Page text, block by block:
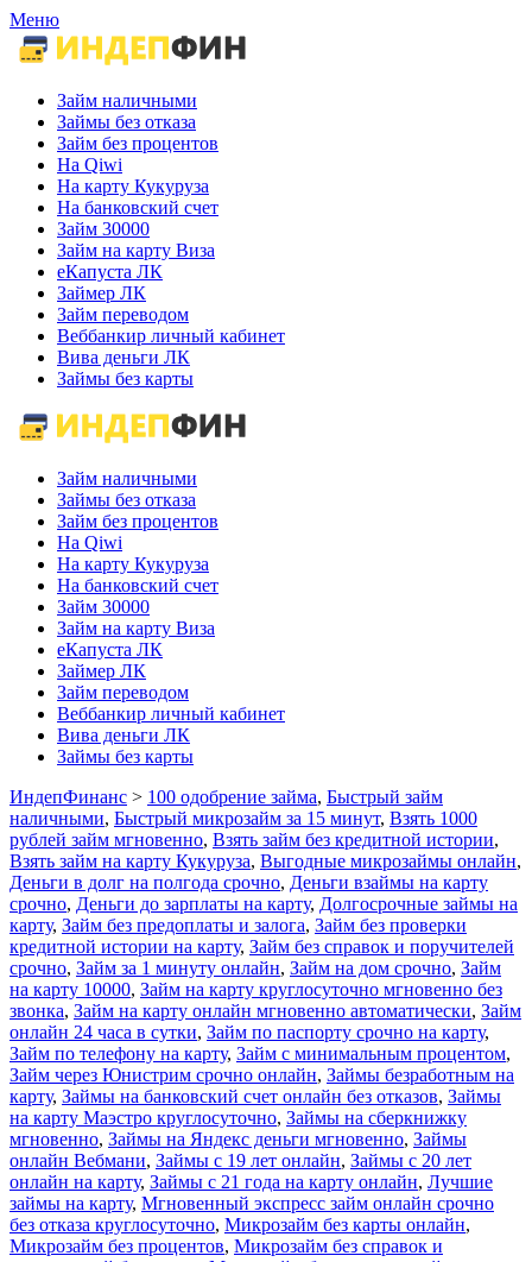
Меню
Займ наличными
Займы без отказа
Займ без процентов
На Qiwi
На карту Кукуруза
На банковский счет
Займ 30000
Займ на карту Виза
еКапуста ЛК
Займер ЛК
Займ переводом
Веббанкир личный кабинет
Вива деньги ЛК
Займы без карты
Займ наличными
Займы без отказа
Займ без процентов
На Qiwi
На карту Кукуруза
На банковский счет
Займ 30000
Займ на карту Виза
еКапуста ЛК
Займер ЛК
Займ переводом
Веббанкир личный кабинет
Вива деньги ЛК
Займы без карты
ИндепФинанс > 100 одобрение займа, Быстрый займ
наличными, Быстрый микрозайм за 15 минут, Взять 1000
рублей займ мгновенно, Взять займ без кредитной истории,
Взять займ на карту Кукуруза, Выгодные микрозаймы онлайн,
Деньги в долг на полгода срочно, Деньги взаймы на карту
срочно, Деньги до зарплаты на карту, Долгосрочные займы на
карту, Займ без предоплаты и залога, Займ без проверки
кредитной истории на карту, Займ без справок и поручителей
срочно, Займ за 1 минуту онлайн, Займ на дом срочно, Займ
на карту 10000, Займ на карту круглосуточно мгновенно без
звонка, Займ на карту онлайн мгновенно автоматически, Займ
онлайн 24 часа в сутки, Займ по паспорту срочно на карту,
Займ по телефону на карту, Займ с минимальным процентом,
Займ через Юнистрим срочно онлайн, Займы безработным на
карту, Займы на банковский счет онлайн без отказов, Займы
на карту Маэстро круглосуточно, Займы на сберкнижку
мгновенно, Займы на Яндекс деньги мгновенно, Займы
онлайн Вебмани, Займы с 19 лет онлайн, Займы с 20 лет
онлайн на карту, Займы с 21 года на карту онлайн, Лучшие
займы на карту, Мгновенный экспресс займ онлайн срочно
без отказа круглосуточно, Микрозайм без карты онлайн,
Микрозайм без процентов, Микрозайм без справок и